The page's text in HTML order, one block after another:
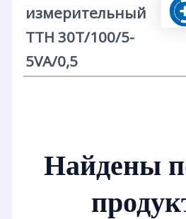
измерительный
ТТН 30T/100/5-
5VA/0,5
Найдены